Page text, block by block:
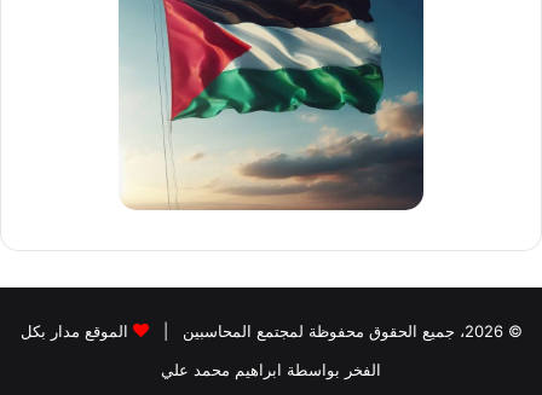
© 2026، جميع الحقوق محفوظة لمجتمع المحاسبين |
الموقع مدار بكل
الفخر بواسطة ابراهيم محمد علي